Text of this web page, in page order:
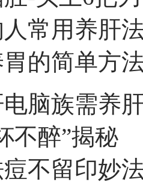
常用养肝
的简单方
脑族需养
不醉”揭秘
不留印妙